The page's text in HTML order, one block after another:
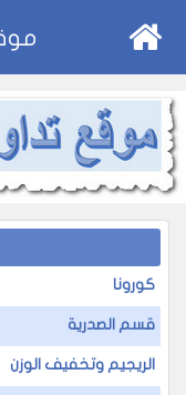
كورونا
قسم الصدرية
الريجيم وتخفيف الوزن